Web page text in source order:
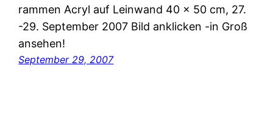
rammen Acryl auf Leinwand 40 x 50 cm, 27.
-29. September 2007 Bild anklicken -in Groß
ansehen!
September 29, 2007